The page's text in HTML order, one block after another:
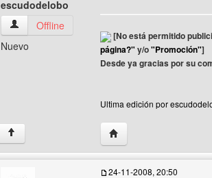
escudodelobo
escudodelobo Ver perfil del usuario
Offline
Nuevo
[No está permitido
página?" y/o"Promoción"]
Desde ya gracias por su
Ultima edición por
↑ Visitar sitio web del
24-11-2008, 20:50